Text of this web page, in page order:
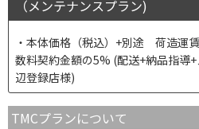
（メンテナンスプラン)
本体価格（税込）+別途 荷造運
数料契約金額の5% (配送+納品指導
辺登録店様)
TMCプランについて